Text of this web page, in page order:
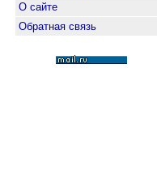
О сайте
Обратная связь